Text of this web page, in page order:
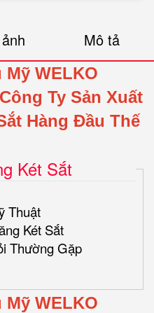
Mô tả
Mỹ WELKO
Công Ty Sản Xuất
Hàng Đầu Thế
Két Sắt
Thuật
Két Sắt
Thường Gặp
Mỹ WELKO